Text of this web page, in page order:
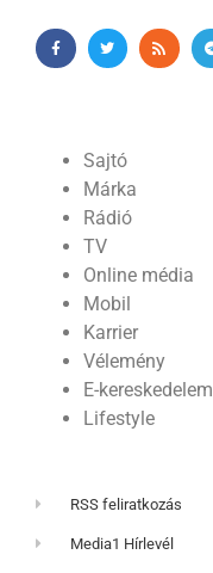
Sajtó
Márka
Rádió
TV
Online média
Mobil
Karrier
Vélemény
E-kereskedelem
Lifestyle
RSS feliratkozás
Media1 Hírlevél